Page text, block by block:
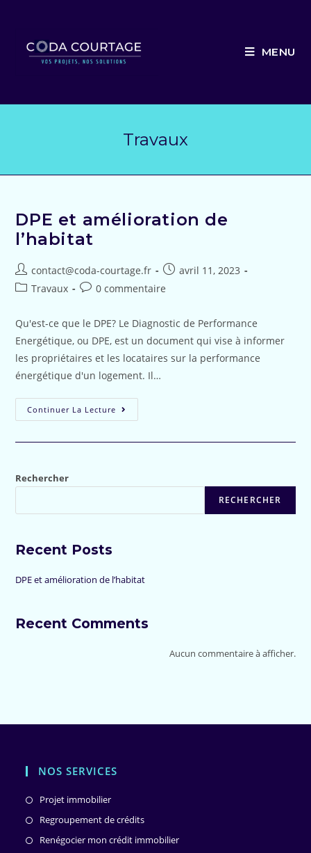
content
MENU
Travaux
DPE et amélioration de
l’habitat
Auteur/autrice
de
contact@coda-courtage.fr
Post
published:
avril 11, 2023
PostTravaux
Post0 commentaire
Qu'est-ce que le DPE? Le Diagnostic de Performance
Energétique, ou DPE, est un document qui vise à informer
les propriétaires et les locataires sur la performance
énergétique d'un logement. Il…
Continuer La Lecture DPE
Et
De
Rechercher
RECHERCHER
Recent Posts
DPE et amélioration de l’habitat
Recent Comments
Aucun commentaire à afficher.
NOS SERVICES
Projet immobilier
Regroupement de crédits
Renégocier mon crédit immobilier